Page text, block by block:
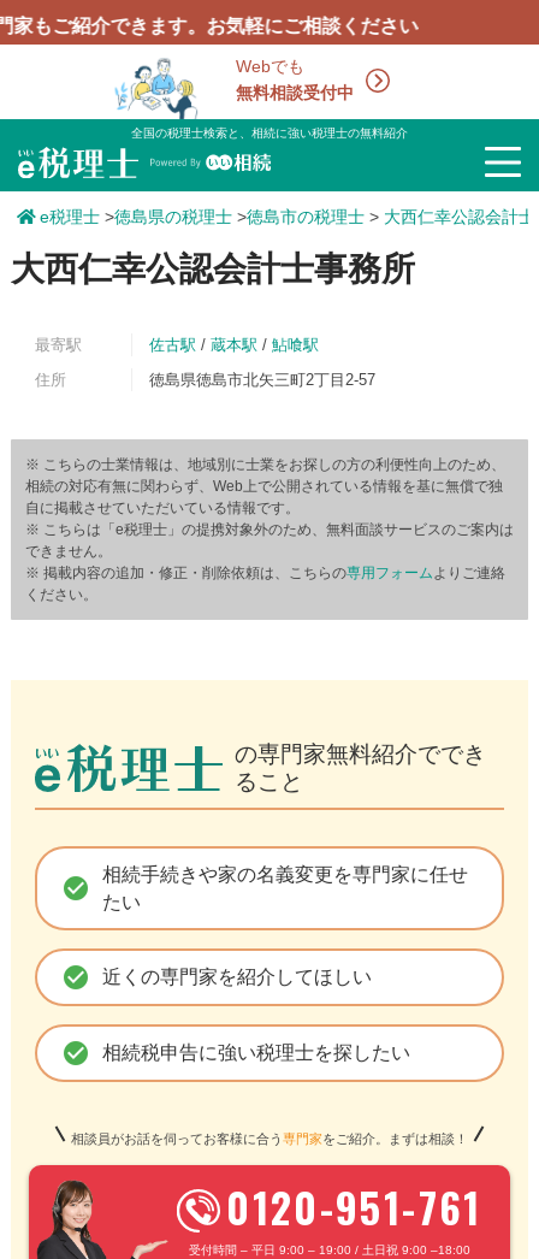
Webでも
無料相談受付中
介できます。お気軽にご相談ください
全国の税理士検索と、相続に強い税理士の無料紹介
e税理士>徳島県の税理士>徳島市の税理士> 大西仁幸公認会計
大西仁幸公認会計士事務所
最寄駅 佐古駅 / 蔵本駅 / 鮎喰駅
住所
徳島県徳島市北矢三町2丁目2-57
※ こちらの士業情報は、地域別に士業をお探しの方の利便性向上のため、
相続の対応有無に関わらず、Web上で公開されている情報を基に無償で独
自に掲載させていただいている情報です。
※ こちらは「e税理士」の提携対象外のため、無料面談サービスのご案内は
できません。
※ 掲載内容の追加・修正・削除依頼は、こちらの専用フォーム よりご連絡
ください。
の専門家無料紹介ででき
ること
check_circle
相続手続きや家の名義変更を専門家に任せ
たい
check_circle 近くの専門家を紹介してほしい
check_circle 相続税申告に強い税理士を探したい
相談員がお話を伺ってお客様に合う 専門家をご紹介。まずは相談！
0120-951-761
受付時間 – 平日 9:00 – 19:00 / 土日祝 9:00 –18:00